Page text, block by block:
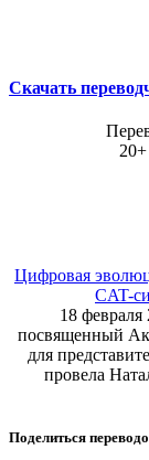
Скачать
Цифровая
CAT-
18
посвященный
для
провела
Поделиться